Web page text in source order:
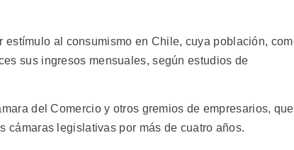
al consumismo en Chile, cuya población,
sus ingresos mensuales, según estudios de
del Comercio y otros gremios de empresarios, que
cámaras legislativas por más de cuatro años.